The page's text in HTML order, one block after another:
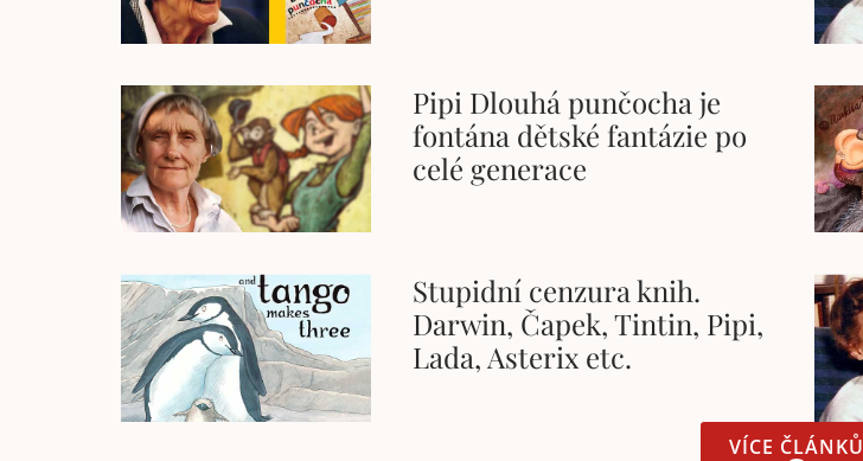
Pipi Dlouhá punčocha je
fontána dětské fantázie po
celé generace
Stupidní cenzura knih.
Darwin, Čapek, Tintin, Pipi,
Lada, Asterix etc.
VÍCE ČLÁNKŮ